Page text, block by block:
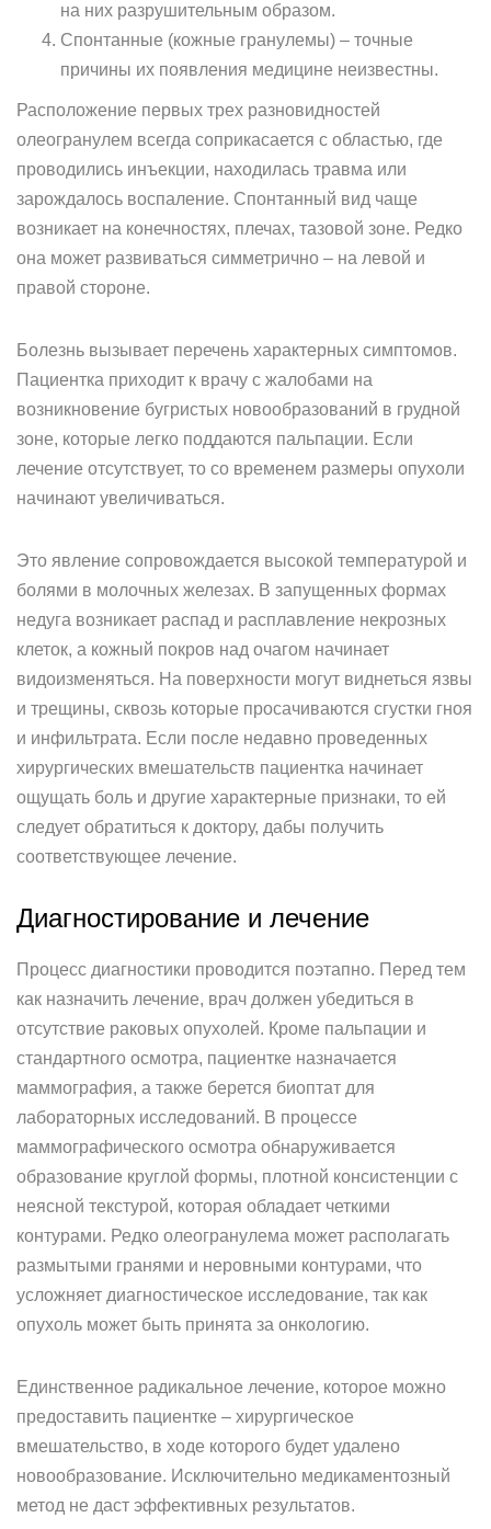
на них разрушительным образом.
Спонтанные (кожные гранулемы) – точные
причины их появления медицине неизвестны.
Расположение первых трех разновидностей
олеогранулем всегда соприкасается с областью, где
проводились инъекции, находилась травма или
зарождалось воспаление. Спонтанный вид чаще
возникает на конечностях, плечах, тазовой зоне. Редко
она может развиваться симметрично – на левой и
правой стороне.
Болезнь вызывает перечень характерных симптомов.
Пациентка приходит к врачу с жалобами на
возникновение бугристых новообразований в грудной
зоне, которые легко поддаются пальпации. Если
лечение отсутствует, то со временем размеры опухоли
начинают увеличиваться.
Это явление сопровождается высокой температурой и
болями в молочных железах. В запущенных формах
недуга возникает распад и расплавление некрозных
клеток, а кожный покров над очагом начинает
видоизменяться. На поверхности могут виднеться язвы
и трещины, сквозь которые просачиваются сгустки гноя
и инфильтрата. Если после недавно проведенных
хирургических вмешательств пациентка начинает
ощущать боль и другие характерные признаки, то ей
следует обратиться к доктору, дабы получить
соответствующее лечение.
Диагностирование и лечение
Процесс диагностики проводится поэтапно. Перед тем
как назначить лечение, врач должен убедиться в
отсутствие раковых опухолей. Кроме пальпации и
стандартного осмотра, пациентке назначается
маммография, а также берется биоптат для
лабораторных исследований. В процессе
маммографического осмотра обнаруживается
образование круглой формы, плотной консистенции с
неясной текстурой, которая обладает четкими
контурами. Редко олеогранулема может располагать
размытыми гранями и неровными контурами, что
усложняет диагностическое исследование, так как
опухоль может быть принята за онкологию.
Единственное радикальное лечение, которое можно
предоставить пациентке – хирургическое
вмешательство, в ходе которого будет удалено
новообразование. Исключительно медикаментозный
метод не даст эффективных результатов.